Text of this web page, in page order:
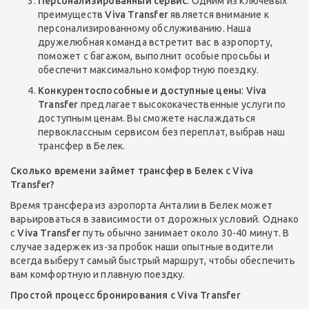
преимуществViva Transferявляется внимание к
персонализированному обслуживанию. Наша
дружелюбная команда встретит вас в аэропорту,
поможет с багажом, выполнит особые просьбы и
обеспечит максимально комфортную поездку.
Конкурентоспособные и доступные цены: Viva
Transfer предлагает высококачественные услуги по
доступным ценам. Вы сможете наслаждаться
первоклассным сервисом без переплат, выбрав наш
трансфер в Белек.
Сколько времени займет трансфер в Белек с Viva
Transfer?
Время трансфера из аэропорта Анталии в Белек может
варьироваться в зависимости от дорожных условий. Однако
сViva Transferпуть обычно занимает около 30-40 минут. В
случае задержек из-за пробок наши опытные водители
всегда выберут самый быстрый маршрут, чтобы обеспечить
вам комфортную и плавную поездку.
Простой процесс бронирования с Viva Transfer